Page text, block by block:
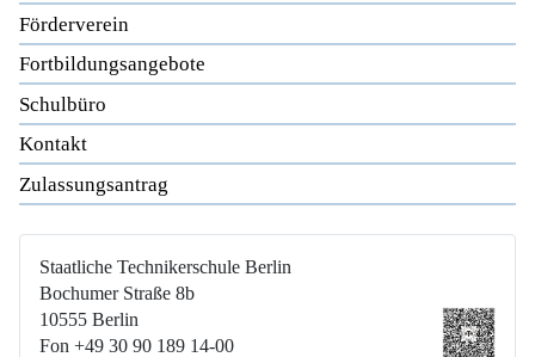
Förderverein
Fortbildungsangebote
Schulbüro
Kontakt
Zulassungsantrag
Staatliche Technikerschule Berlin
Bochumer Straße 8b
10555 Berlin
Fon +49 30 90 189 14-00